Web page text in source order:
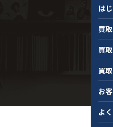
は
買
買
買
お
よ
コ